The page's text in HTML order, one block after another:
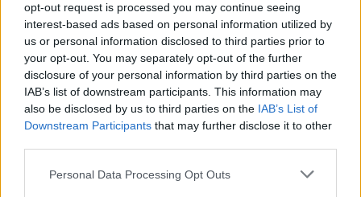
opt-out request is processed you may continue seeing
interest-based ads based on personal information utilized by
us or personal information disclosed to third parties prior to
your opt-out. You may separately opt-out of the further
disclosure of your personal information by third parties on the
IAB’s list of downstream participants. This information may
also be disclosed by us to third parties on the IAB’s List of
Downstream Participants that may further disclose it to other
Personal Data Processing Opt Outs
2
UUTISET